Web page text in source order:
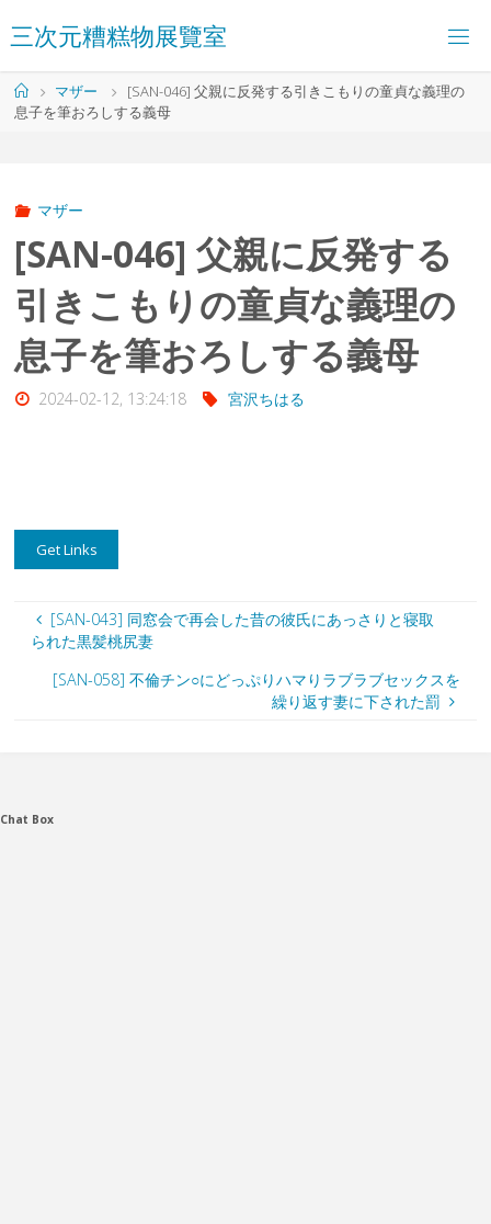
ン
テ
ン
三次元糟糕物展覽室
ホ
ー
マザー
[SAN-046] 父親に反発する引きこもりの童貞な義理の
息子を筆おろしする義母
マザー
[SAN-046] 父親に反発する
引きこもりの童貞な義理の
息子を筆おろしする義母
2024-02-12, 13:24:18 宮沢ちはる
[SAN-043] 同窓会で再会した昔の彼氏にあっさりと寝取
られた黒髪桃尻妻
[SAN-058] 不倫チン○にどっぷりハマりラブラブセックスを
繰り返す妻に下された罰
Chat Box